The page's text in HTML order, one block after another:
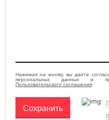
Нажимая на кнопку, вы даете
персональных данных и
Пользовательского соглашения
Сохранить